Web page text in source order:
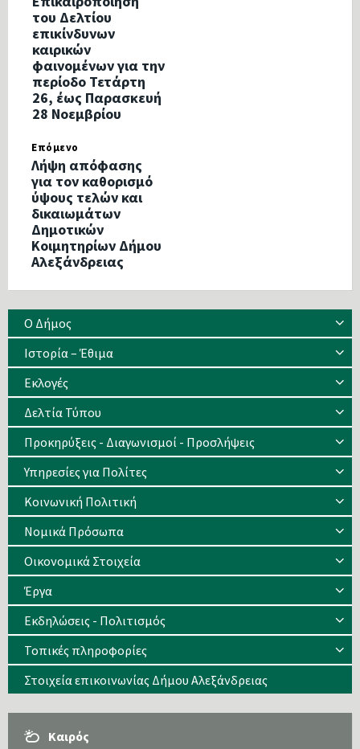
του Δελτίου
επικίνδυνων
καιρικών
φαινομένων για την
περίοδο Τετάρτη
26, έως Παρασκευή
28 Νοεμβρίου
Επόμενο
Λήψη απόφασης
για τον καθορισμό
ύψους τελών και
δικαιωμάτων
Δημοτικών
Κοιμητηρίων Δήμου
Αλεξάνδρειας
Ο Δήμος
Ιστορία – Έθιμα
Eκλογές
Δελτία Τύπου
Προκηρύξεις - Διαγωνισμοί - Προσλήψεις
Υπηρεσίες για Πολίτες
Κοινωνική Πολιτική
Νομικά Πρόσωπα
Οικονομικά Στοιχεία
Έργα
Εκδηλώσεις - Πολιτισμός
Τοπικές πληροφορίες
Στοιχεία επικοινωνίας Δήμου Αλεξάνδρειας
Καιρός